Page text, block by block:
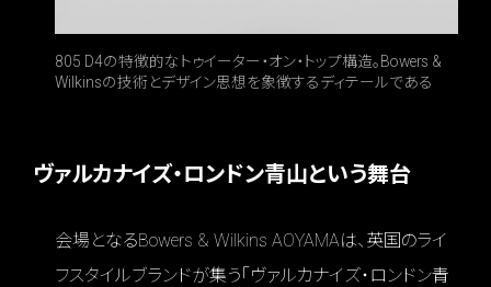
805 D4の特徴的なトゥイーター・オン・トップ構造。Bowers &
Wilkinsの技術とデザイン思想を象徴するディテールである
ヴァルカナイズ・ロンドン青山という舞台
会場となるBowers & Wilkins AOYAMAは、英国のライ
フスタイルブランドが集う「ヴァルカナイズ・ロンドン青